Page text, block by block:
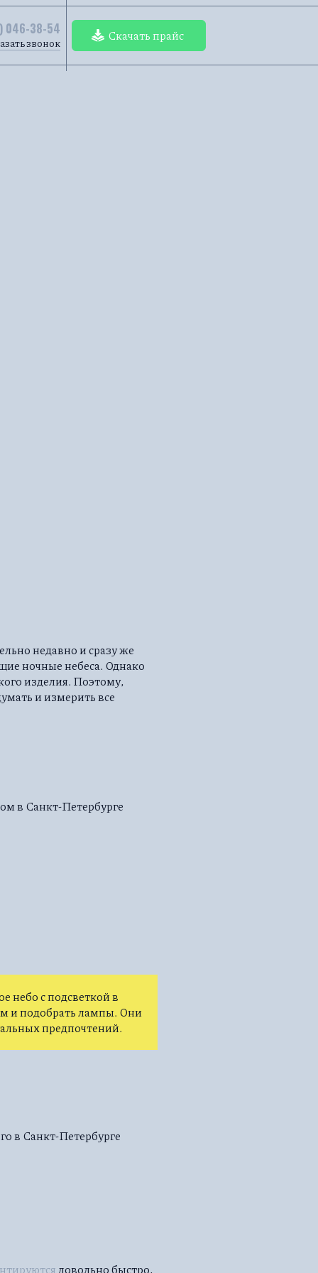
046-38-54
звонок Скачать прайс
недавно и сразу же
ночные небеса. Однако
изделия. Поэтому,
и измерить все
в Санкт-Петербурге
небо с подсветкой в
и подобрать лампы. Они
предпочтений.
в Санкт-Петербурге
довольно быстро,